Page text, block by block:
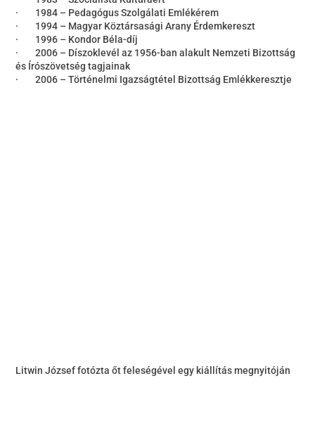
· 1984 – Pedagógus Szolgálati Emlékérem
· 1994 – Magyar Köztársasági Arany Érdemkereszt
· 1996 – Kondor Béla-díj
· 2006 – Díszoklevél az 1956-ban alakult Nemzeti Bizottság
és Írószövetség tagjainak
· 2006 – Történelmi Igazságtétel Bizottság Emlékkeresztje
Litwin József fotózta őt feleségével egy kiállítás megnyitóján